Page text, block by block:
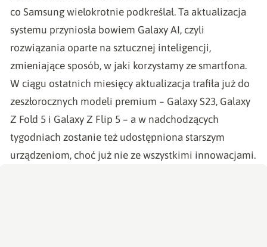
co Samsung wielokrotnie podkreślał. Ta aktualizacja
systemu przyniosła bowiem Galaxy AI, czyli
rozwiązania oparte na sztucznej inteligencji,
zmieniające sposób, w jaki korzystamy ze smartfona.
W ciągu ostatnich miesięcy aktualizacja trafiła już do
zeszłorocznych modeli premium – Galaxy S23, Galaxy
Z Fold 5 i Galaxy Z Flip 5 – a w nadchodzących
tygodniach zostanie też udostępniona starszym
urządzeniom, choć już nie ze wszystkimi innowacjami.